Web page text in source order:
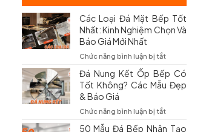
Các Loại Đá Mặt Bếp Tốt
Nhất: Kinh Nghiệm Chọn Và
Báo Giá Mới Nhất
Chức năng bình luận bị tắtở
Loại
Đá
Nhất:
Đá Nung Kết Ốp Bếp Có
Tốt Không? Các Mẫu Đẹp
& Báo Giá
Chức năng bình luận bị tắtở
50 Mẫu Đá Bếp Nhân Tạo